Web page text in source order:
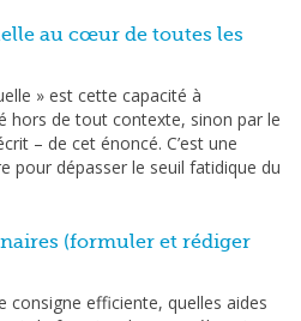
au cœur de toutes les
» est cette capacité à
hors de tout contexte, sinon par le
– de cet énoncé. C’est une
pour dépasser le seuil fatidique du
(formuler et rédiger
consigne efficiente, quelles aides